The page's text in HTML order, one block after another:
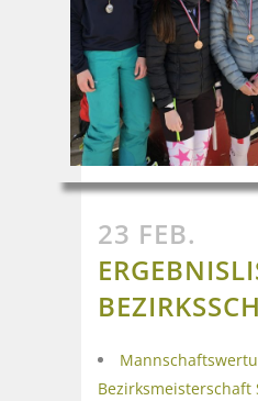
23 FEB.
Bezirksmeisterschaft